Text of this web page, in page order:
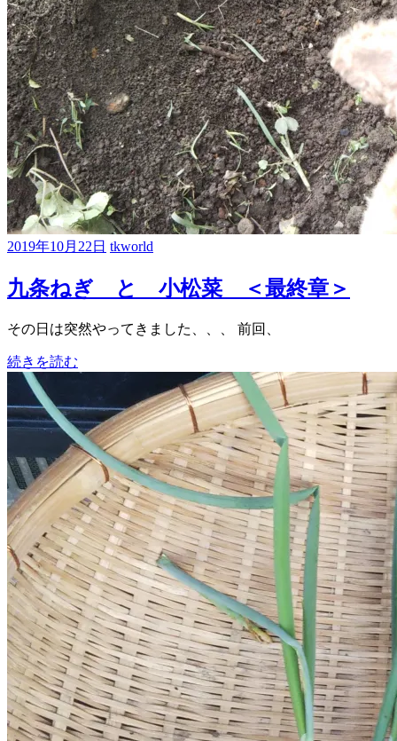
2019年10月22日 tkworld
九条ねぎ と 小松菜 ＜最終章＞
その日は突然やってきました、、、 前回、
続きを読む